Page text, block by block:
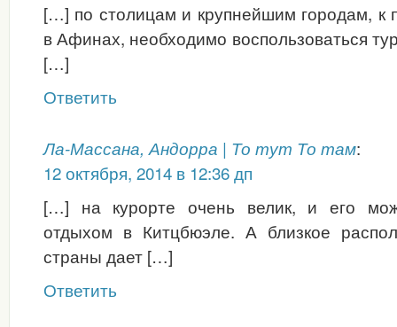
[…] по столицам и крупнейшим городам, к
в Афинах, необходимо воспользоваться
[…]
Ответить
Ла-Массана, Андорра | То тут То там:
12 октября, 2014 в 12:36 дп
[…] на курорте очень велик, и его
отдыхом в Китцбюэле. А близкое
страны дает […]
Ответить